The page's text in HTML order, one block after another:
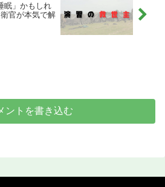
眠」かもしれ
官が本気で解
ントを書き込む